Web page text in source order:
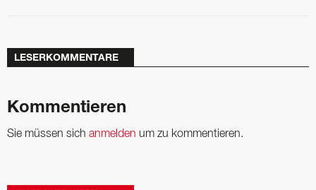
LESERKOMMENTARE
Kommentieren
Sie müssen sich anmelden um zu kommentieren.